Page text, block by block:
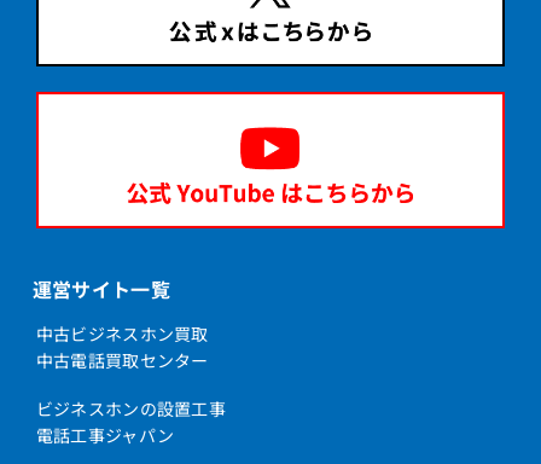
運営サイト一覧
中古ビジネスホン買取
中古電話買取センター
ビジネスホンの設置工事
電話工事ジャパン